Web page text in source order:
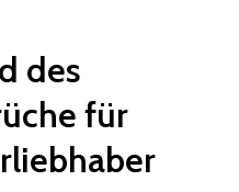
des
für